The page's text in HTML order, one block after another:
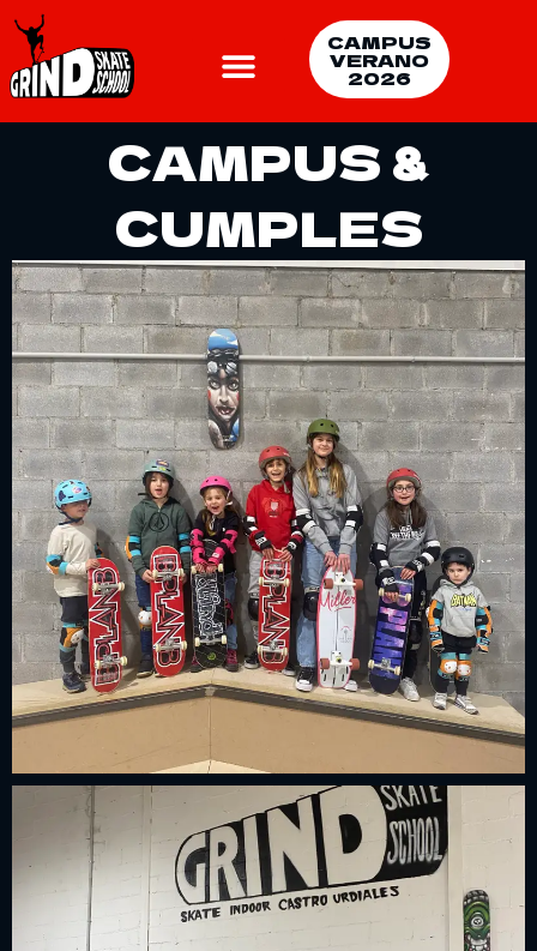
Saltar
al
contenido
CAMPUS
VERANO
2026
CAMPUS &
CUMPLES